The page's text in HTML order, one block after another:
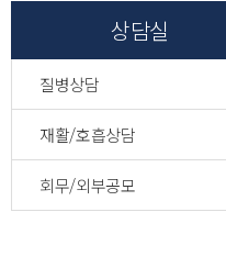
상담실
질병상담
재활/호흡상담
회무/외부공모